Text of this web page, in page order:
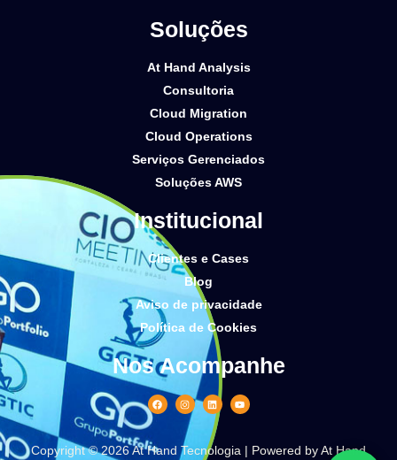
Soluções
At Hand Analysis
Consultoria
Cloud Migration
Cloud Operations
Serviços Gerenciados
Soluções AWS
Institucional
Clientes e Cases
Blog
Aviso de privacidade
Política de Cookies
Nos Acompanhe
Copyright © 2026 At Hand Tecnologia | Powered by At Hand